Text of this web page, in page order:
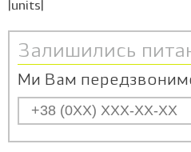
|units|
Залишились
Ми Вам